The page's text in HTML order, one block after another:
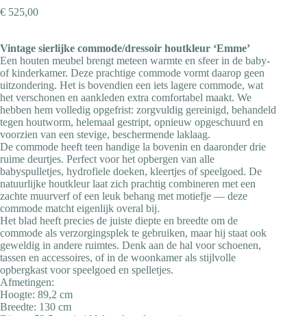
€ 525,00
Vintage sierlijke commode/dressoir houtkleur ‘Emme’
Een houten meubel brengt meteen warmte en sfeer in de baby-
of kinderkamer. Deze prachtige commode vormt daarop geen
uitzondering. Het is bovendien een iets lagere commode, wat
het verschonen en aankleden extra comfortabel maakt. We
hebben hem volledig opgefrist: zorgvuldig gereinigd, behandeld
tegen houtworm, helemaal gestript, opnieuw opgeschuurd en
voorzien van een stevige, beschermende laklaag.
De commode heeft teen handige la bovenin en daaronder drie
ruime deurtjes. Perfect voor het opbergen van alle
babyspulletjes, hydrofiele doeken, kleertjes of speelgoed. De
natuurlijke houtkleur laat zich prachtig combineren met een
zachte muurverf of een leuk behang met motiefje — deze
commode matcht eigenlijk overal bij.
Het blad heeft precies de juiste diepte en breedte om de
commode als verzorgingsplek te gebruiken, maar hij staat ook
geweldig in andere ruimtes. Denk aan de hal voor schoenen,
tassen en accessoires, of in de woonkamer als stijlvolle
opbergkast voor speelgoed en spelletjes.
Afmetingen:
Hoogte: 89,2 cm
Breedte: 130 cm